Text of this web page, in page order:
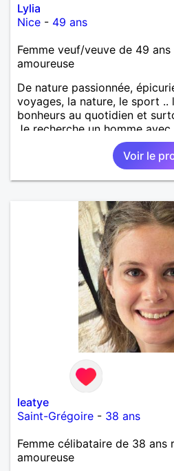
Lylia
Nice - 49 ans
Femme veuf/veuve de 49
amoureuse
De nature passionnée,
voyages, la nature, le sport ..
bonheurs au quotidien et
Je recherche un homme
respectueux, bienveillant.
feeling, une connexion, pour
d’amour et profiter de ce
de plus beau en retour. Je
ne fume pas.
Voir le
leatye
Saint-Grégoire - 38 ans
Femme célibataire de 38 ans
amoureuse